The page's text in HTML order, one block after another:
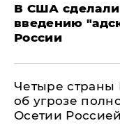
В США
введению
России
Четыре
об угрозе
Осетии Россией